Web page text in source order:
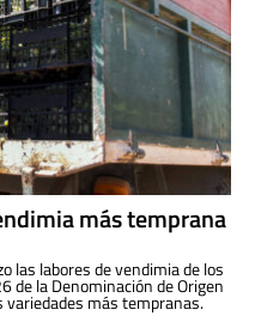
más temprana
las labores de vendimia de los
de la Denominación de Origen
variedades más tempranas.